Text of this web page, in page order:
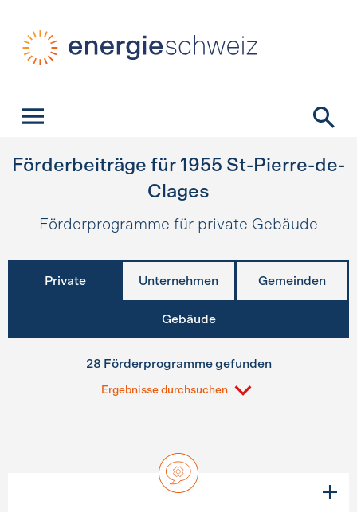
Förderbeiträge für 1955 St-Pierre-de-
Clages
Förderprogramme für private Gebäude
Private Unternehmen Gemeinden
Gebäude
28 Förderprogramme gefunden
Ergebnisse durchsuchen